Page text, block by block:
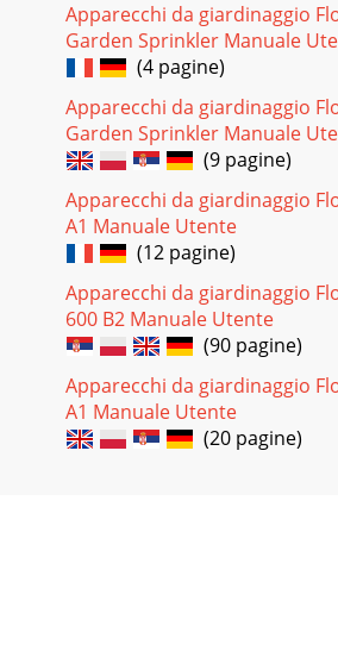
Apparecchi da giardinaggio
Garden Sprinkler Manuale
(4 pagine)
Apparecchi da giardinaggio
Garden Sprinkler Manuale
(9 pagine)
Apparecchi da giardinaggio
A1 Manuale Utente
(12 pagine)
Apparecchi da giardinaggio
600 B2 Manuale Utente
(90 pagine)
Apparecchi da giardinaggio
A1 Manuale Utente
(20 pagine)